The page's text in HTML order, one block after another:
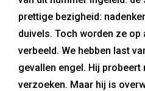
prettige bezigheid:
duivels. Toch worden ze op
verbeeld. We hebben last
gevallen engel. Hij
verzoeken. Maar hij is